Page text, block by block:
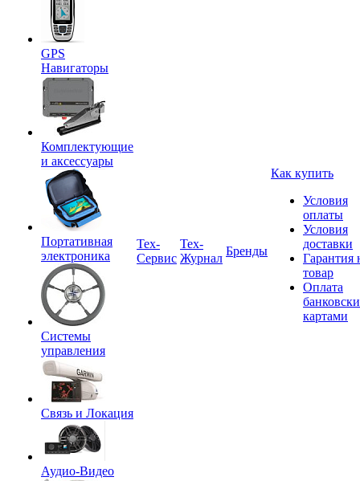
GPS
Навигаторы
Комплектующие
и аксессуары
Портативная
электроника
Системы
управления
Связь и Локация
Аудио-Видео
Tex-
Сервис
Тех-
Журнал
Бренды
Как купить
Условия
оплаты
Условия
доставки
Гарантия
товар
Оплата
картами